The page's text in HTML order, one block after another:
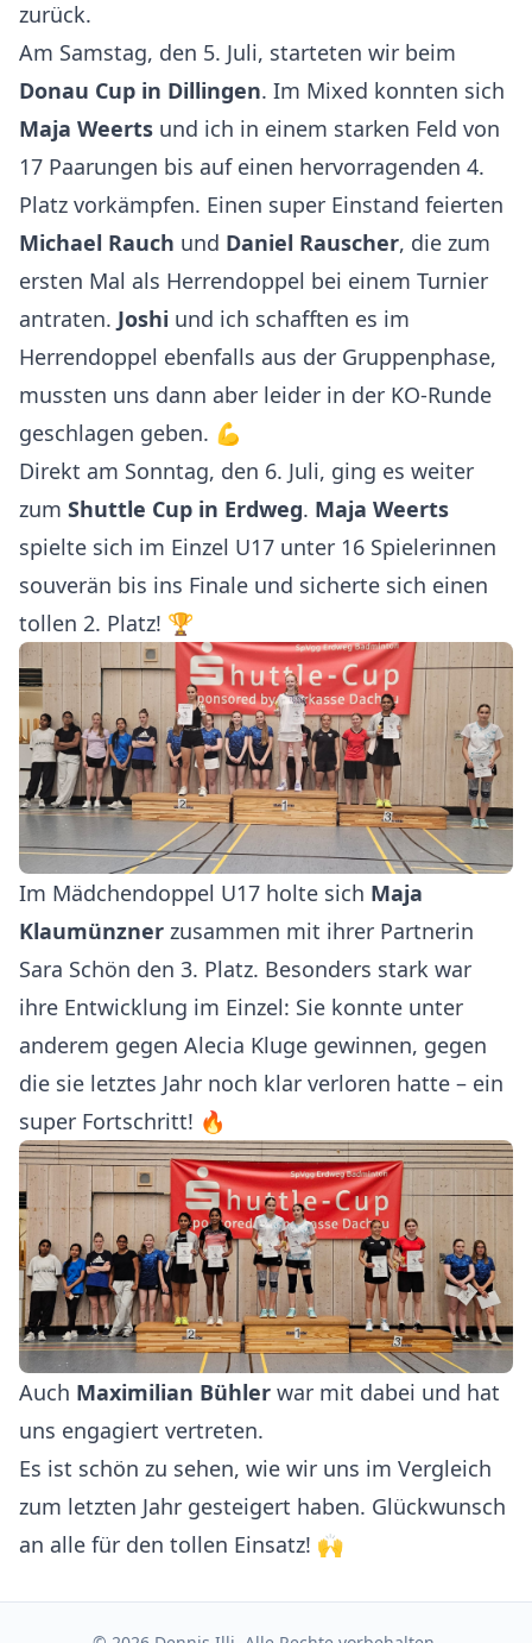
zurück.
Am Samstag, den 5. Juli, starteten wir beim
Donau Cup in Dillingen. Im Mixed konnten sich
Maja Weerts und ich in einem starken Feld von
17 Paarungen bis auf einen hervorragenden 4.
Platz vorkämpfen. Einen super Einstand feierten
Michael Rauch und Daniel Rauscher, die zum
ersten Mal als Herrendoppel bei einem Turnier
antraten. Joshi und ich schafften es im
Herrendoppel ebenfalls aus der Gruppenphase,
mussten uns dann aber leider in der KO-Runde
geschlagen geben. 💪
Direkt am Sonntag, den 6. Juli, ging es weiter
zum Shuttle Cup in Erdweg. Maja Weerts
spielte sich im Einzel U17 unter 16 Spielerinnen
souverän bis ins Finale und sicherte sich einen
tollen 2. Platz! 🏆
Im Mädchendoppel U17 holte sich Maja
Klaumünzner zusammen mit ihrer Partnerin
Sara Schön den 3. Platz. Besonders stark war
ihre Entwicklung im Einzel: Sie konnte unter
anderem gegen Alecia Kluge gewinnen, gegen
die sie letztes Jahr noch klar verloren hatte – ein
super Fortschritt! 🔥
Auch Maximilian Bühler war mit dabei und hat
uns engagiert vertreten.
Es ist schön zu sehen, wie wir uns im Vergleich
zum letzten Jahr gesteigert haben. Glückwunsch
an alle für den tollen Einsatz! 🙌